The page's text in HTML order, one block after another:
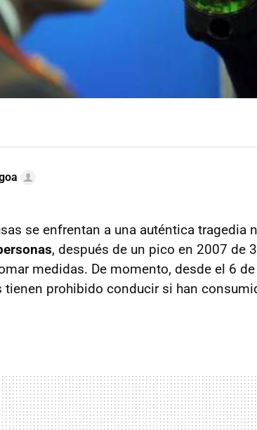
se enfrentan a una auténtica tragedia
, después de un pico en 2007 de
medidas. De momento, desde el 6
tienen prohibido conducir si han